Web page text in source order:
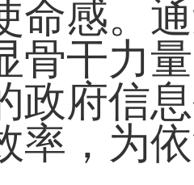
命感。
骨干力
政府信
率，为